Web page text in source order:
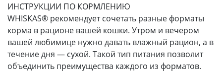
ИНСТРУКЦИИ ПО КОРМЛЕНИЮ
WHISKAS® рекомендует сочетать разные форматы
корма в рационе вашей кошки. Утром и вечером
вашей любимице нужно давать влажный рацион, а в
течение дня — сухой. Такой тип питания позволит
объединить преимущества каждого из форматов.